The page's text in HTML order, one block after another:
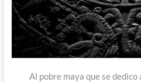
Al pobre maya que se